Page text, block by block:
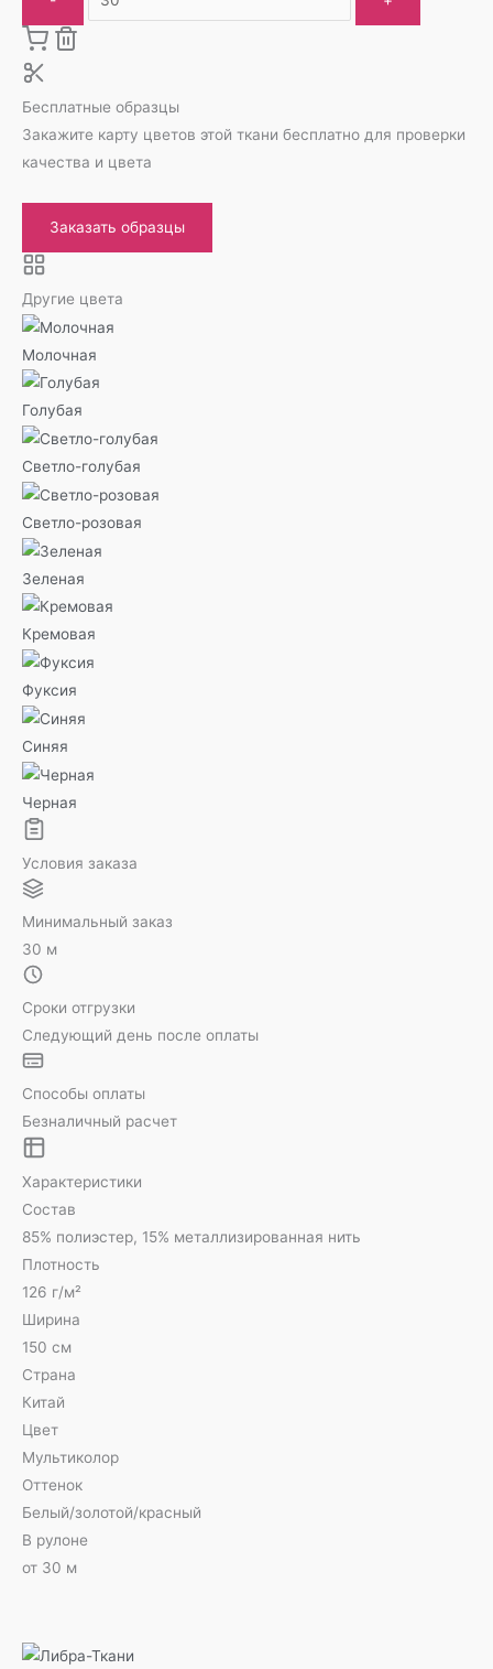
Бесплатные образцы
Закажите карту цветов этой ткани бесплатно для проверки
качества и цвета
Заказать образцы
Другие цвета
Молочная
Голубая
Светло-голубая
Светло-розовая
Зеленая
Кремовая
Фуксия
Синяя
Черная
Условия заказа
Минимальный заказ
30 м
Сроки отгрузки
Следующий день после оплаты
Способы оплаты
Безналичный расчет
Характеристики
Состав
85% полиэстер, 15% металлизированная нить
Плотность
126 г/м²
Ширина
150 см
Страна
Китай
Цвет
Мультиколор
Оттенок
Белый/золотой/красный
В рулоне
от 30 м